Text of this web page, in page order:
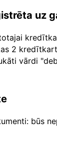
uz
2
vārdi
būs